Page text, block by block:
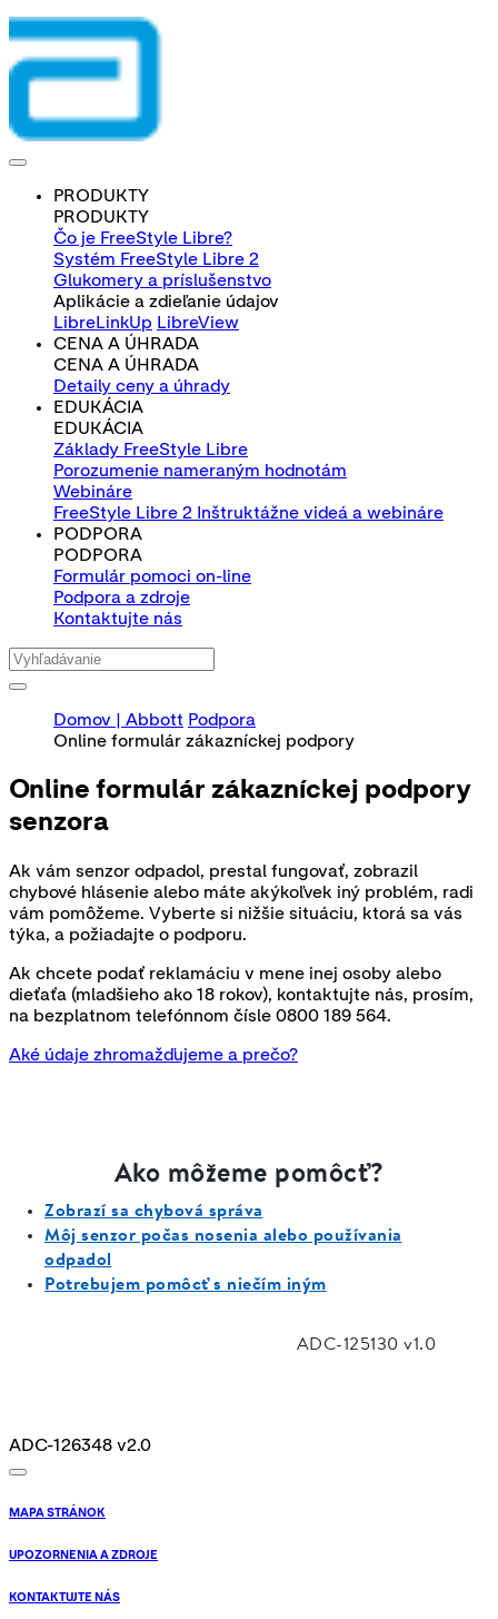
PRODUKTY
PRODUKTY
Čo je FreeStyle Libre?
Systém FreeStyle Libre 2
Glukomery a príslušenstvo
Aplikácie a zdieľanie údajov
LibreLinkUp LibreView
CENA A ÚHRADA
CENA A ÚHRADA
Detaily ceny a úhrady
EDUKÁCIA
EDUKÁCIA
Základy FreeStyle Libre
Porozumenie nameraným hodnotám
Webináre
FreeStyle Libre 2 Inštruktážne videá a webináre
PODPORA
PODPORA
Formulár pomoci on-line
Podpora a zdroje
Kontaktujte nás
Domov | Abbott Podpora
Online formulár zákazníckej podpory
Online formulár zákazníckej podpory
senzora
Ak vám senzor odpadol, prestal fungovať, zobrazil
chybové hlásenie alebo máte akýkoľvek iný problém, radi
vám pomôžeme. Vyberte si nižšie situáciu, ktorá sa vás
týka, a požiadajte o podporu.
Ak chcete podať reklamáciu v mene inej osoby alebo
dieťaťa (mladšieho ako 18 rokov), kontaktujte nás, prosím,
na bezplatnom telefónnom čísle 0800 189 564.
Aké údaje zhromažďujeme a prečo?
ADC-126348 v2.0
MAPA STRÁNOK
UPOZORNENIA A ZDROJE
KONTAKTUJTE NÁS